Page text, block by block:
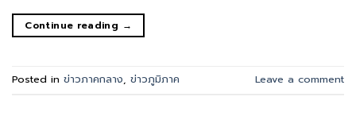
Continue reading →
Posted in ข่าวภาคกลาง, ข่าวภูมิภาค Leave a comment